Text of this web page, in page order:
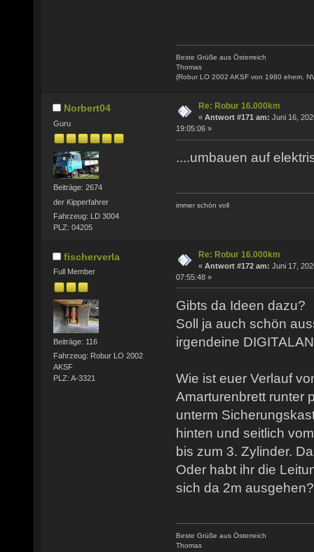
Beste Grüße aus Österreich
Thomas
(Robur LO 2002 AKSF von 1980 ehem.
Norbert04
Guru
Beiträge: 2674
der Kipperfahrer
Fahrzeug: LD 3004
PLZ: 04205
Re: Robur 16.000km
« Antwort #171 am: Juni 16,
19:05:06 »
....umbauen auf
immer schön voll
fischerverla
Full Member
Beiträge: 116
Fahrzeug: Robur LO 2002
AKSF
PLZ: A-3321
Re: Robur 16.000km
« Antwort #172 am: Juni 17,
07:55:48 »
Gibts da Ideen dazu?
Soll ja auch schön
irgendeine
Wie ist euer Verlauf
Amarturenbrett runter
unterm
hinten und seitlich
bis zum 3. Zylinder.
Oder habt ihr die
sich da 2m ausgehen?
Beste Grüße aus Österreich
Thomas